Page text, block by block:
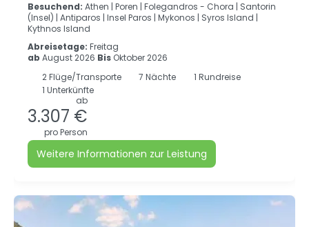
Besuchend: Athen | Poren | Folegandros - Chora | Santorin
(Insel) | Antiparos | Insel Paros | Mykonos | Syros Island |
Kythnos Island
Abreisetage: Freitag
ab August 2026 Bis Oktober 2026
2Flüge/Transporte 7 Nächte
1 Rundreise
1 Unterkünfte
ab
3.307 €
pro Person
Weitere Informationen zur Leistung